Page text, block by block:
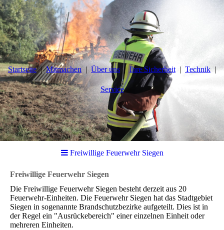
Startseite Mitmachen Über uns Ihre Sicherheit Technik
Service
Freiwillige Feuerwehr Siegen
Freiwillige Feuerwehr Siegen
Die Freiwillige Feuerwehr Siegen besteht derzeit aus 20
Feuerwehr-Einheiten. Die Feuerwehr Siegen hat das Stadtgebiet
Siegen in sogenannte Brandschutzbezirke aufgeteilt. Dies ist in
der Regel ein "Ausrückebereich" einer einzelnen Einheit oder
mehreren Einheiten.